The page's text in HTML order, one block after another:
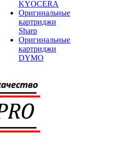
KYOCERA
Оригинальные
картриджи
Sharp
Оригинальные
картриджи
DYMO